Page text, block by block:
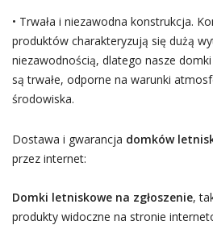
• Trwała i niezawodna konstrukcja.
produktów charakteryzują się dużą
niezawodnością, dlatego nasze
są trwałe, odporne na warunki
środowiska.
Dostawa i gwarancja domków
przez internet:
Domki letniskowe na zgłoszenie,
produkty widoczne na stronie